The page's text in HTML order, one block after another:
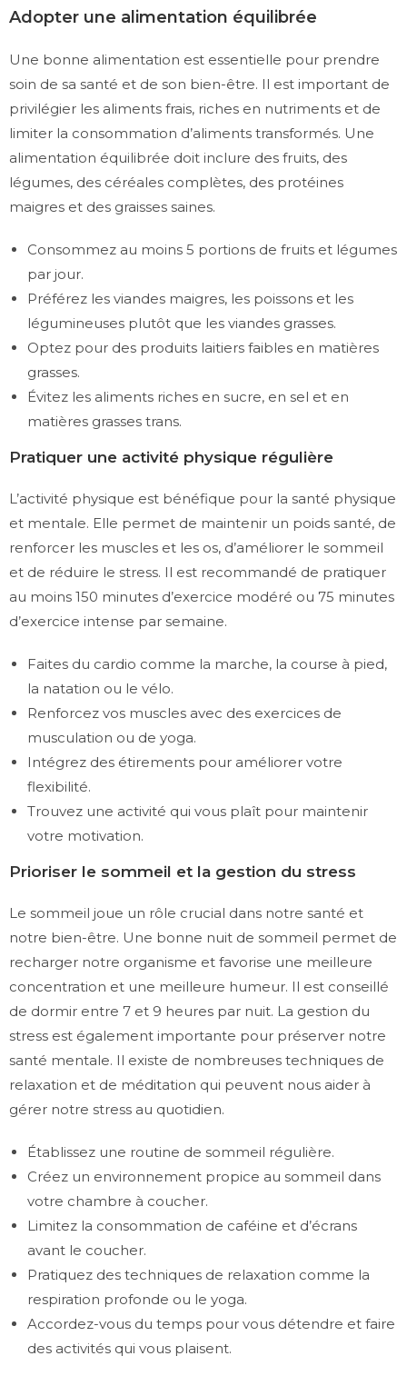
Adopter une alimentation équilibrée
Une bonne alimentation est essentielle pour prendre
soin de sa santé et de son bien-être. Il est important de
privilégier les aliments frais, riches en nutriments et de
limiter la consommation d’aliments transformés. Une
alimentation équilibrée doit inclure des fruits, des
légumes, des céréales complètes, des protéines
maigres et des graisses saines.
Consommez au moins 5 portions de fruits et légumes
par jour.
Préférez les viandes maigres, les poissons et les
légumineuses plutôt que les viandes grasses.
Optez pour des produits laitiers faibles en matières
grasses.
Évitez les aliments riches en sucre, en sel et en
matières grasses trans.
Pratiquer une activité physique régulière
L’activité physique est bénéfique pour la santé physique
et mentale. Elle permet de maintenir un poids santé, de
renforcer les muscles et les os, d’améliorer le sommeil
et de réduire le stress. Il est recommandé de pratiquer
au moins 150 minutes d’exercice modéré ou 75 minutes
d’exercice intense par semaine.
Faites du cardio comme la marche, la course à pied,
la natation ou le vélo.
Renforcez vos muscles avec des exercices de
musculation ou de yoga.
Intégrez des étirements pour améliorer votre
flexibilité.
Trouvez une activité qui vous plaît pour maintenir
votre motivation.
Prioriser le sommeil et la gestion du stress
Le sommeil joue un rôle crucial dans notre santé et
notre bien-être. Une bonne nuit de sommeil permet de
recharger notre organisme et favorise une meilleure
concentration et une meilleure humeur. Il est conseillé
de dormir entre 7 et 9 heures par nuit. La gestion du
stress est également importante pour préserver notre
santé mentale. Il existe de nombreuses techniques de
relaxation et de méditation qui peuvent nous aider à
gérer notre stress au quotidien.
Établissez une routine de sommeil régulière.
Créez un environnement propice au sommeil dans
votre chambre à coucher.
Limitez la consommation de caféine et d’écrans
avant le coucher.
Pratiquez des techniques de relaxation comme la
respiration profonde ou le yoga.
Accordez-vous du temps pour vous détendre et faire
des activités qui vous plaisent.